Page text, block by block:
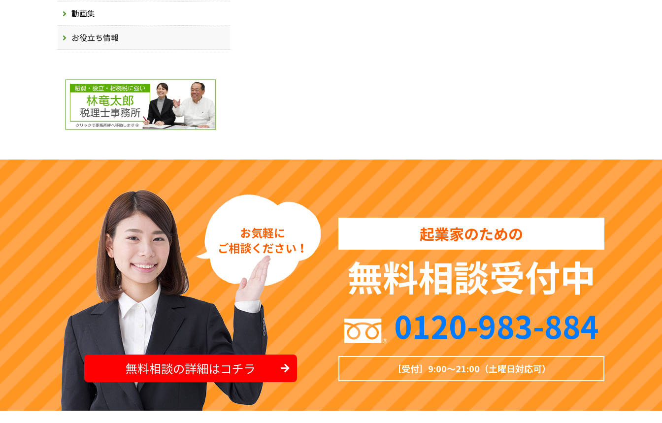
動画集
お役立ち情報
無料相談の詳細はコチラ
起業家のための
無料相談受付中
0120-983-884
［受付］9:00〜21:00（土曜日対応可）